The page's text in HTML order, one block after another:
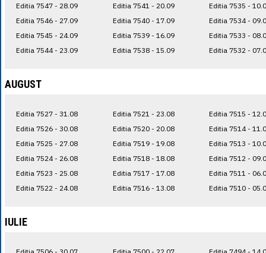
Editia 7547 - 28.09
Editia 7546 - 27.09
Editia 7545 - 24.09
Editia 7544 - 23.09
Editia 7541 - 20.09
Editia 7540 - 17.09
Editia 7539 - 16.09
Editia 7538 - 15.09
Editia 7535 -
Editia 7534 -
Editia 7533 -
Editia 7532 -
AUGUST
Editia 7527 - 31.08
Editia 7526 - 30.08
Editia 7525 - 27.08
Editia 7524 - 26.08
Editia 7523 - 25.08
Editia 7522 - 24.08
Editia 7521 - 23.08
Editia 7520 - 20.08
Editia 7519 - 19.08
Editia 7518 - 18.08
Editia 7517 - 17.08
Editia 7516 - 13.08
Editia 7515 -
Editia 7514 -
Editia 7513 -
Editia 7512 -
Editia 7511 -
Editia 7510 -
IULIE
Editia 7506 - 30.07 Editia 7500 - 22.07 Editia 7494 -